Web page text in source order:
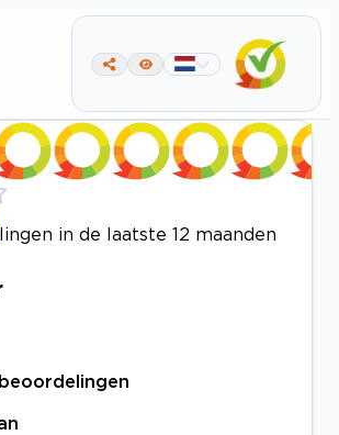
in de laatste 12 maanden